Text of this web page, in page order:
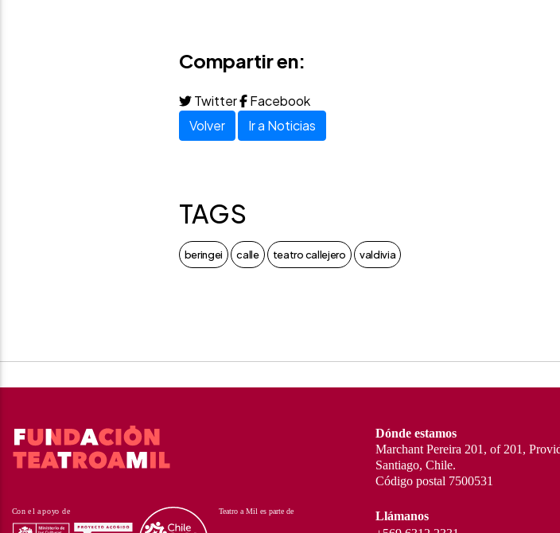
Compartir en:
Twitter Facebook
Volver
Ir a Noticias
TAGS
beringei calle teatro callejero valdivia
Dónde estamos
Marchant Pereira 201, of 201,
Santiago, Chile.
Código postal 7500531
Llámanos